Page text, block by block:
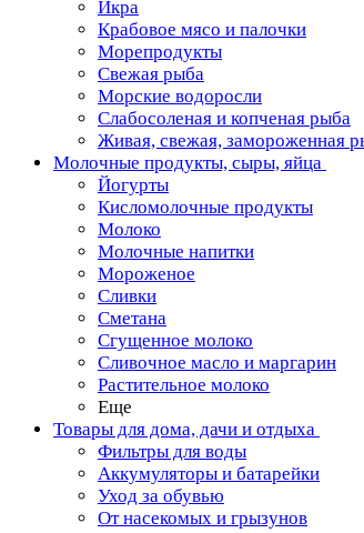
Икра
Крабовое мясо и палочки
Морепродукты
Свежая рыба
Морские водоросли
Слабосоленая и копченая рыба
Живая, свежая, замороженная
Молочные продукты, сыры, яйца
Йогурты
Кисломолочные продукты
Молоко
Молочные напитки
Мороженое
Сливки
Сметана
Сгущенное молоко
Сливочное масло и маргарин
Растительное молоко
Еще
Товары для дома, дачи и отдыха
Фильтры для воды
Аккумуляторы и батарейки
Уход за обувью
От насекомых и грызунов